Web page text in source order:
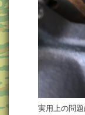
実用上の問